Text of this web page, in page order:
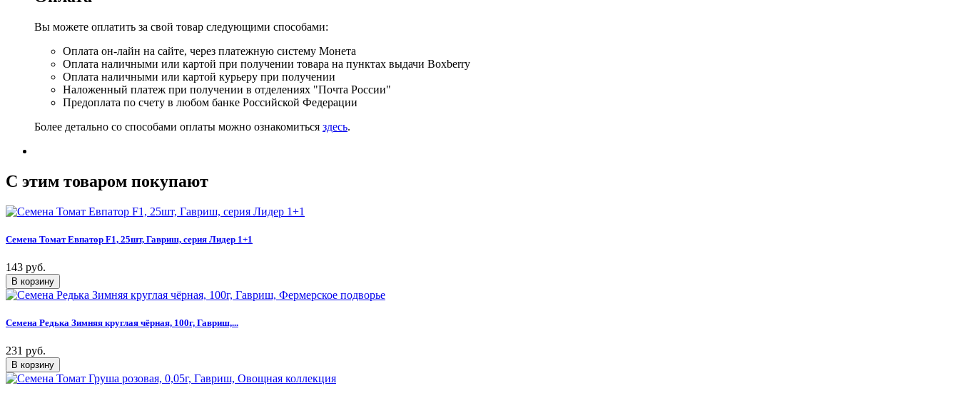
Вы можете оплатить за свой товар следующими способами:
Оплата он-лайн на сайте, через платежную систему Монета
Оплата наличными или картой при получении товара на пунктах выдачи Boxberry
Оплата наличными или картой курьеру при получении
Наложенный платеж при получении в отделениях "Почта России"
Предоплата по счету в любом банке Российской Федерации
Более детально со способами оплаты можно ознакомиться здесь.
C этим товаром покупают
Семена Томат Евпатор F1, 25шт, Гавриш, серия Лидер 1+1
143 руб.
Семена Редька Зимняя круглая чёрная, 100г, Гавриш,...
231 руб.